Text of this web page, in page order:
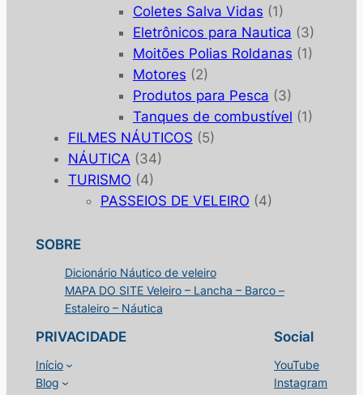
Coletes Salva Vidas (1)
Eletrônicos para Nautica (3)
Moitões Polias Roldanas (1)
Motores (2)
Produtos para Pesca (3)
Tanques de combustível (1)
FILMES NÁUTICOS (5)
NÁUTICA (34)
TURISMO (4)
PASSEIOS DE VELEIRO (4)
SOBRE
Dicionário Náutico de veleiro
MAPA DO SITE Veleiro – Lancha – Barco –
Estaleiro – Náutica
PRIVACIDADE
Início
Blog
Social
YouTube
Instagram